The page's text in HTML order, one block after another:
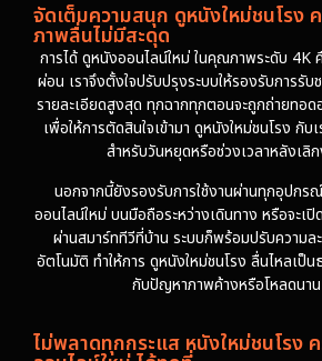
จัดเต็มความสนุก ดูหนังใหม่ชนโรง
ภาพลื่นไม่มีสะดุด
การได้ ดูหนังออนไลน์ใหม่ ในคุณภาพระดับ 4K
ผ่อน เราจึงตั้งใจปรับปรุงระบบให้รองรับการรับ
รายละเอียดสูงสุด ทุกฉากทุกตอนจะถูกถ่ายทอ
เพื่อให้การตัดสินใจเข้ามา ดูหนังใหม่ชนโรง กับ
สำหรับวันหยุดหรือช่วงเวลาหลังเลิ
นอกจากนี้ยังรองรับการใช้งานผ่านทุกอุปกร
ออนไลน์ใหม่ บนมือถือระหว่างเดินทาง หรือจะเ
ผ่านสมาร์ททีวีที่บ้าน ระบบก็พร้อมปรับความละ
อัตโนมัติ ทำให้การ ดูหนังใหม่ชนโรง ลื่นไหลเป็
กับปัญหาภาพค้างหรือโหลดนา
ไม่พลาดทุกกระแส หนังใหม่ชนโรง